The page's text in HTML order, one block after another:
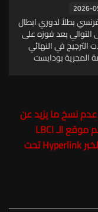
2026-
بطلاً لدوري ابطال
التوالي بعد فوزه على
الترجيح في النهائي
المجرية بودابست
نسخ ما يزيد عن
LBCI
الالكتروني وارفاقه برابط الخبر Hyperlink تحت